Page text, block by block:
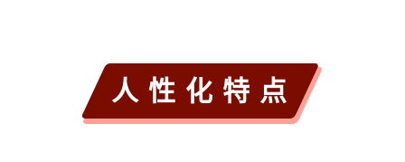
人 性 化 特 点